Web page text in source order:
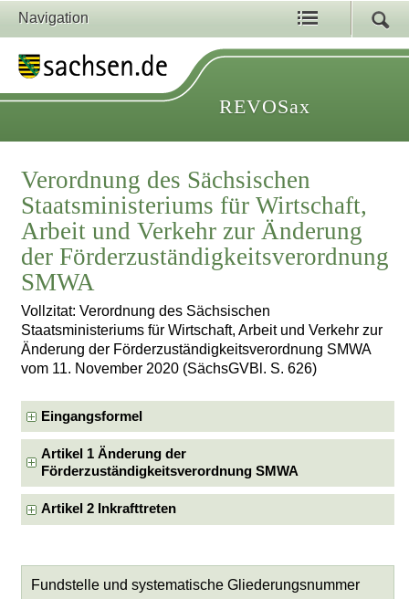
Navigation
REVOSax
Verordnung des Sächsischen
Staatsministeriums für Wirtschaft,
Arbeit und Verkehr zur Änderung
der Förderzuständigkeitsverordnung
SMWA
Vollzitat: Verordnung des Sächsischen
Staatsministeriums für Wirtschaft, Arbeit und Verkehr zur
Änderung der Förderzuständigkeitsverordnung SMWA
vom 11. November 2020 (SächsGVBl. S. 626)
Eingangsformel
Artikel 1 Änderung der
Förderzuständigkeitsverordnung SMWA
Artikel 2 Inkrafttreten
Fundstelle und systematische Gliederungsnummer